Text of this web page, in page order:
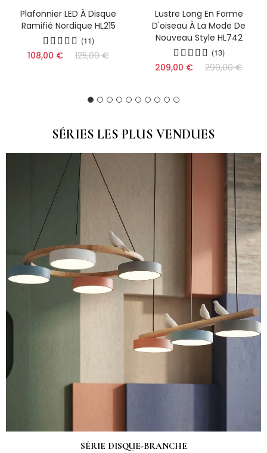
Plafonnier LED À Disque
Ramifié Nordique HL215
(11)
108,00 € 125,00 €
Lustre Long En Forme
D'oiseau À La Mode De
Nouveau Style HL742
(13)
209,00 € 299,00 €
(17)
(17)
(13)
(16)
SÉRIES LES PLUS VENDUES
SÉRIE DISQUE-BRANCHE